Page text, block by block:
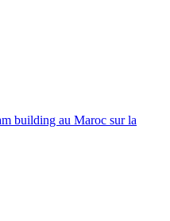
building au Maroc sur la